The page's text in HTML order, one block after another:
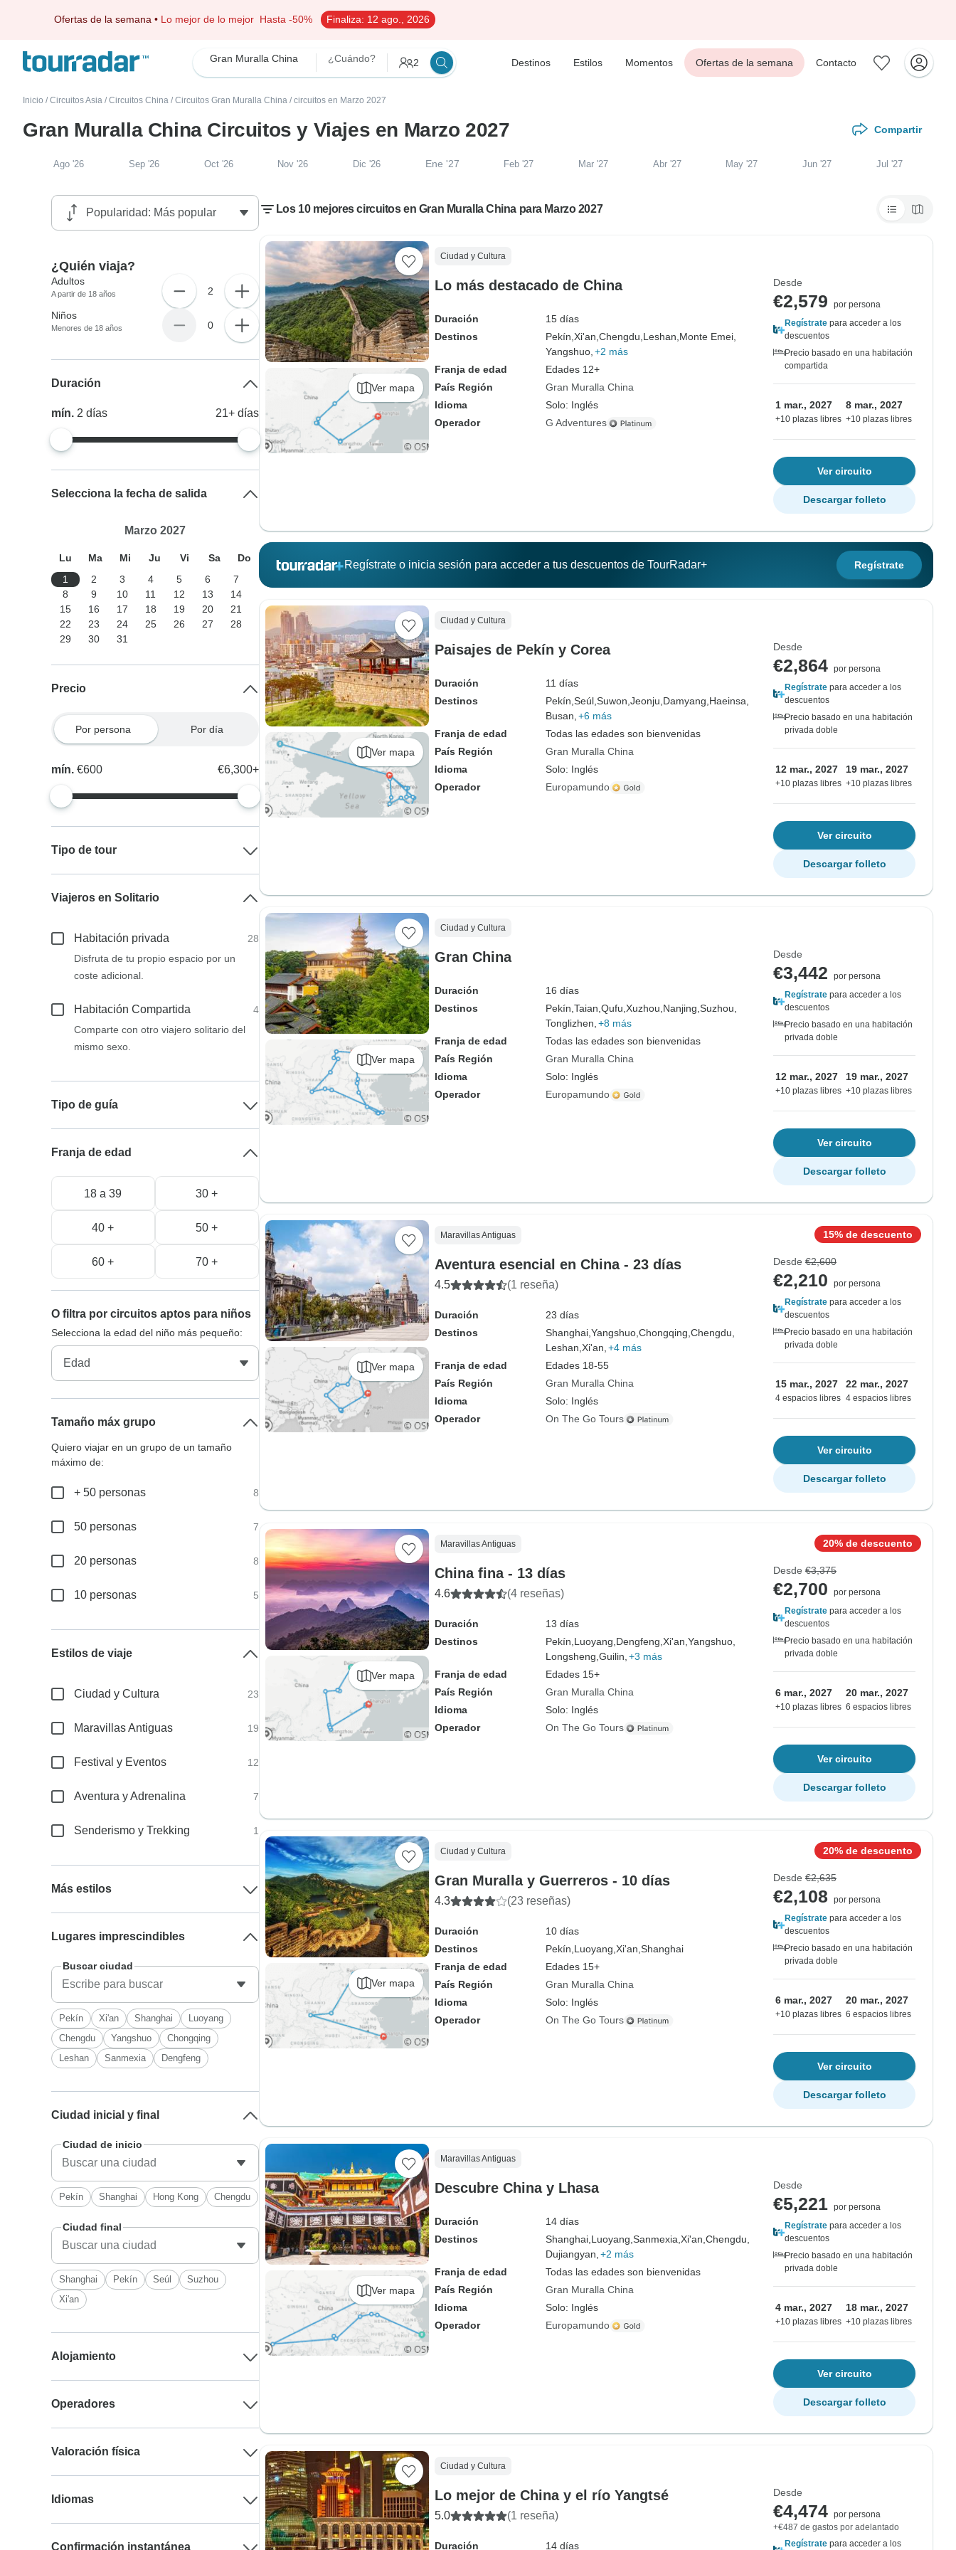
Ofertas de la semana • Lo mejor de lo mejor Hasta -50% Finaliza: 12 ago., 2026
Gran Muralla China ¿Cuándo? 2 Destinos Estilos Momentos Ofertas de la semana Contacto
Inicio / Circuitos Asia / Circuitos China / Circuitos Gran Muralla China / circuitos en Marzo 2027
Gran Muralla China Circuitos y Viajes en Marzo 2027 Compartir
Ago '26 Sep '26 Oct '26 Nov '26 Dic '26 Ene '27 Feb '27 Mar '27 Abr '27 May '27 Jun '27 Jul '27
Los 10 mejores circuitos en Gran Muralla China para Marzo 2027
Ver mapa
Ciudad y Cultura
Lo más destacado de China
Duración
15 días
Destinos
Pekín, Xi'an, Chengdu, Leshan, Monte Emei,
Yangshuo, +2 más
Franja de edad
Edades 12+
País Región
Gran Muralla China
Idioma
Solo: Inglés
Operador
G Adventures
Desde
€2,579
por persona
Regístrate para acceder a los
descuentos
Precio basado en una habitación
compartida
1 mar., 2027
+10 plazas libres
8 mar., 2027
+10 plazas libres
Ver circuito
Descargar folleto
Regístrate o inicia sesión para acceder a tus descuentos de TourRadar+ Regístrate
Ver mapa
Ciudad y Cultura
Paisajes de Pekín y Corea
Duración
11 días
Destinos
Pekín, Seúl, Suwon, Jeonju, Damyang, Haeinsa,
Busan, +6 más
Franja de edad
Todas las edades son bienvenidas
País Región
Gran Muralla China
Idioma
Solo: Inglés
Operador
Europamundo
Desde
€2,864 por persona
Regístrate para acceder a los
descuentos
Precio basado en una habitación
privada doble
12 mar., 2027
+10 plazas libres
19 mar., 2027
+10 plazas libres
Ver circuito
Descargar folleto
Ver mapa
Ciudad y Cultura
Gran China
Duración
16 días
Destinos
Pekín, Taian, Qufu, Xuzhou, Nanjing, Suzhou,
Tonglizhen, +8 más
Franja de edad
Todas las edades son bienvenidas
País Región
Gran Muralla China
Idioma
Solo: Inglés
Operador
Europamundo
Desde
€3,442
por persona
Regístrate para acceder a los
descuentos
Precio basado en una habitación
privada doble
12 mar., 2027
+10 plazas libres
19 mar., 2027
+10 plazas libres
Ver circuito
Descargar folleto
Ver mapa
Maravillas Antiguas
Aventura esencial en China - 23 días
4.5 (1 reseña)
Duración
23 días
Destinos
Shanghai, Yangshuo, Chongqing, Chengdu,
Leshan, Xi'an, +4 más
Franja de edad
Edades 18-55
País Región
Gran Muralla China
Idioma
Solo: Inglés
Operador
On The Go Tours
15% de descuento
Desde €2,600
€2,210
por persona
Regístrate para acceder a los
descuentos
Precio basado en una habitación
privada doble
15 mar., 2027
4 espacios libres
22 mar., 2027
4 espacios libres
Ver circuito
Descargar folleto
Ver mapa
Maravillas Antiguas
China fina - 13 días
4.6 (4 reseñas)
Duración
13 días
Destinos
Pekín, Luoyang, Dengfeng, Xi'an, Yangshuo,
Longsheng, Guilin, +3 más
Franja de edad
Edades 15+
País Región
Gran Muralla China
Idioma
Solo: Inglés
Operador
On The Go Tours
20% de descuento
Desde €3,375
€2,700
por persona
Regístrate para acceder a los
descuentos
Precio basado en una habitación
privada doble
6 mar., 2027
+10 plazas libres
20 mar., 2027
6 espacios libres
Ver circuito
Descargar folleto
Ver mapa
Ciudad y Cultura
Gran Muralla y Guerreros - 10 días
4.3 (23 reseñas)
Duración
10 días
Destinos
Pekín, Luoyang, Xi'an, Shanghai
Franja de edad
Edades 15+
País Región
Gran Muralla China
Idioma
Solo: Inglés
Operador
On The Go Tours
20% de descuento
Desde €2,635
€2,108
por persona
Regístrate para acceder a los
descuentos
Precio basado en una habitación
privada doble
6 mar., 2027
+10 plazas libres
20 mar., 2027
6 espacios libres
Ver circuito
Descargar folleto
Ver mapa
Maravillas Antiguas
Descubre China y Lhasa
Duración
14 días
Destinos
Shanghai, Luoyang, Sanmexia, Xi'an, Chengdu,
Dujiangyan, +2 más
Franja de edad
Todas las edades son bienvenidas
País Región
Gran Muralla China
Idioma
Solo: Inglés
Operador
Europamundo
Desde
€5,221 por persona
Regístrate para acceder a los
descuentos
Precio basado en una habitación
privada doble
4 mar., 2027
+10 plazas libres
18 mar., 2027
+10 plazas libres
Ver circuito
Descargar folleto
Ciudad y Cultura
Lo mejor de China y el río Yangtsé
5.0 (1 reseña)
Duración 14 días
Desde
€4,474 por persona
+€487 de gastos por adelantado
Regístrate para acceder a los
¿Quién viaja?
Adultos
A partir de 18 años 2
Niños
Menores de 18 años 0
Duración
mín. 2días 21+ días
Selecciona la fecha de salida
Marzo 2027
Lu Ma Mi Ju Vi Sa
Do
1
2 3 4 5 6
7
8
9 10 11 12 13
14
15
16 17 18 19 20
21
22
23 24 25 26 27
28
29
30 31
Precio
Por persona Por día
mín.€600 €6,300+
Tipo de tour
Viajeros en Solitario
Habitación privada
28
Disfruta de tu propio espacio por un
coste adicional.
Habitación Compartida
4
Comparte con otro viajero solitario del
mismo sexo.
Tipo de guía
Franja de edad
18 a 39 30 +
40 + 50 +
60 + 70 +
O filtra por circuitos aptos para niños
Selecciona la edad del niño más pequeño:
Tamaño máx grupo
Quiero viajar en un grupo de un tamaño
máximo de:
+ 50 personas 8
50 personas 7
20 personas 8
10 personas 5
Estilos de viaje
Ciudad y Cultura 23
Maravillas Antiguas 19
Festival y Eventos 12
Aventura y Adrenalina 7
Senderismo y Trekking 1
Más estilos
Lugares imprescindibles
Buscar ciudad
Pekín Xi'an Shanghai
Luoyang
Chengdu
Yangshuo
Chongqing
Leshan
Sanmexia Dengfeng
Ciudad inicial y final
Ciudad de inicio
Pekín Shanghai Hong Kong Chengdu
Ciudad final
Shanghai Pekín Seúl
Suzhou
Xi'an
Alojamiento
Operadores
Valoración física
Idiomas
Confirmación instantánea